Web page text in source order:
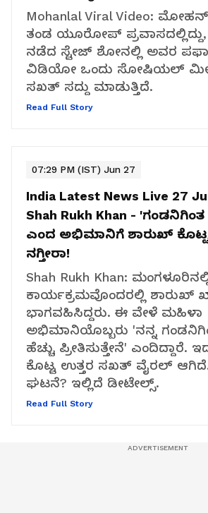
Mohanlal Viral Video:
ತಂಡ ಯೂರೋಪ್
ನಡೆದ ಸ್ಟೇಜ್ ಶೋನಲ್ಲಿ ಅವರ
ವಿಡಿಯೋ ಒಂದು ಸೋಷಿಯಲ್
ಸಖತ್ ಸದ್ದು ಮಾಡುತ್ತಿದೆ.
Read Full Story
07:29 PM (IST) Jun 27
India Latest News Live 27
Shah Rukh Khan -
ಎಂದ ಅಭಿಮಾನಿಗೆ ಶಾರುಖ್ ಕೊಟ್ಟ
ನಗ್ತೀರಾ!
Shah Rukh Khan:
ಕಾರ್ಯಕ್ರಮವೊಂದರಲ್ಲಿ ಶಾರುಖ್
ಭಾಗವಹಿಸಿದ್ದರು. ಈ ವೇಳೆ ಮಹಿಳಾ
ಅಭಿಮಾನಿಯೊಬ್ಬರು 'ನನ್ನ
ಹೆಚ್ಚು ಪ್ರೀತಿಸುತ್ತೇನೆ' ಎಂದಿದ್ದಾರೆ.
ಕೊಟ್ಟ ಉತ್ತರ ಸಖತ್ ವೈರಲ್
ಘಟನೆ? ಇಲ್ಲಿದೆ ಡೀಟೇಲ್ಸ್.
Read Full Story